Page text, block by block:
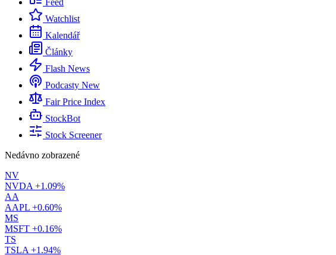
Feed
Watchlist
Kalendář
Články
Flash News
Podcasty New
Fair Price Index
StockBot
Stock Screener
Nedávno zobrazené
NV
NVDA +1.09%
AA
AAPL +0.60%
MS
MSFT +0.16%
TS
TSLA +1.94%